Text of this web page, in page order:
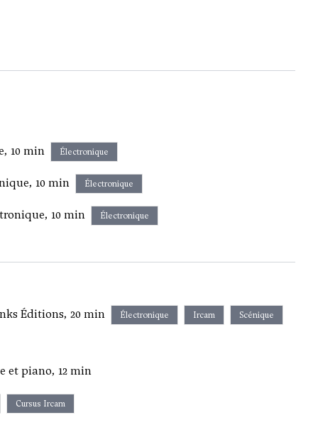
10 min Électronique
10 min Électronique
10 min Électronique
Éditions, 20 min Électronique Ircam Scénique
et piano, 12 min
Cursus Ircam